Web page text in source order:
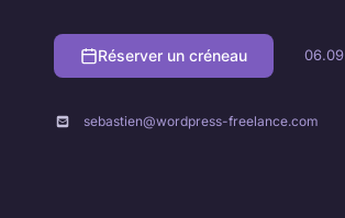
Réserver un créneau
sebastien@wordpress-freelance.com